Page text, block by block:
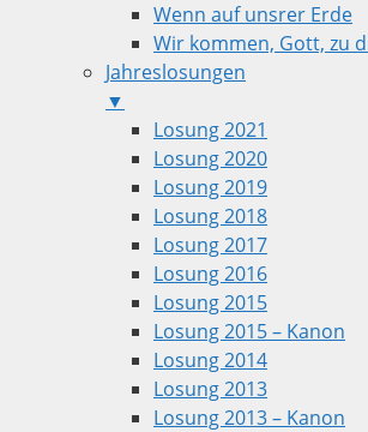
Wenn auf unsrer Erde
Wir kommen, Gott, zu
Jahreslosungen
▼
Losung 2021
Losung 2020
Losung 2019
Losung 2018
Losung 2017
Losung 2016
Losung 2015
Losung 2015 – Kanon
Losung 2014
Losung 2013
Losung 2013 – Kanon